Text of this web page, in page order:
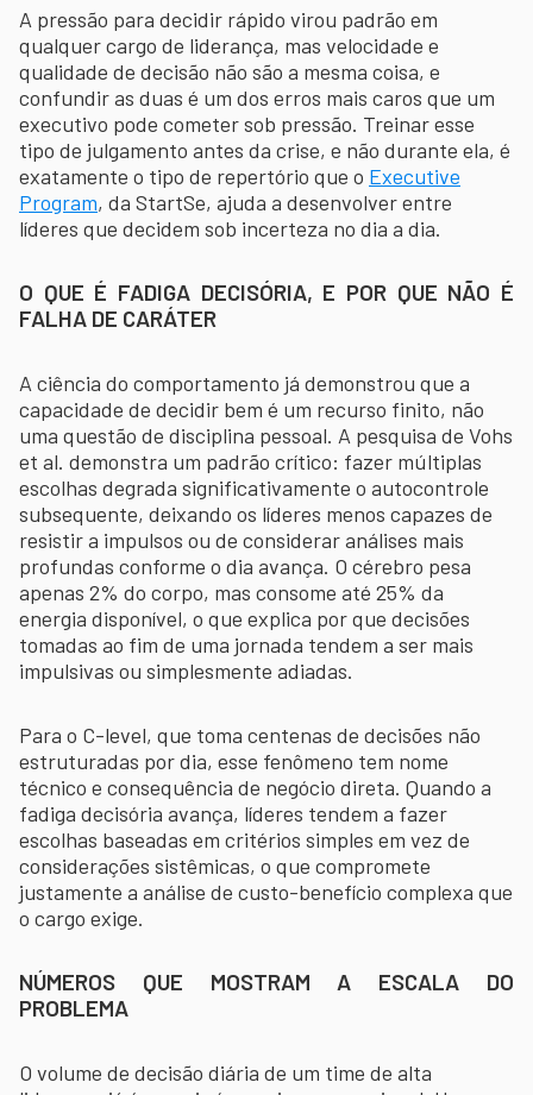
A pressão para decidir rápido virou padrão em
qualquer cargo de liderança, mas velocidade e
qualidade de decisão não são a mesma coisa, e
confundir as duas é um dos erros mais caros que um
executivo pode cometer sob pressão. Treinar esse
tipo de julgamento antes da crise, e não durante ela, é
exatamente o tipo de repertório que o Executive
Program, da StartSe, ajuda a desenvolver entre
líderes que decidem sob incerteza no dia a dia.
O QUE É FADIGA DECISÓRIA, E POR QUE NÃO É
FALHA DE CARÁTER
A ciência do comportamento já demonstrou que a
capacidade de decidir bem é um recurso finito, não
uma questão de disciplina pessoal. A pesquisa de Vohs
et al. demonstra um padrão crítico: fazer múltiplas
escolhas degrada significativamente o autocontrole
subsequente, deixando os líderes menos capazes de
resistir a impulsos ou de considerar análises mais
profundas conforme o dia avança. O cérebro pesa
apenas 2% do corpo, mas consome até 25% da
energia disponível, o que explica por que decisões
tomadas ao fim de uma jornada tendem a ser mais
impulsivas ou simplesmente adiadas.
Para o C-level, que toma centenas de decisões não
estruturadas por dia, esse fenômeno tem nome
técnico e consequência de negócio direta. Quando a
fadiga decisória avança, líderes tendem a fazer
escolhas baseadas em critérios simples em vez de
considerações sistêmicas, o que compromete
justamente a análise de custo-benefício complexa que
o cargo exige.
NÚMEROS QUE MOSTRAM A ESCALA DO
PROBLEMA
O volume de decisão diária de um time de alta